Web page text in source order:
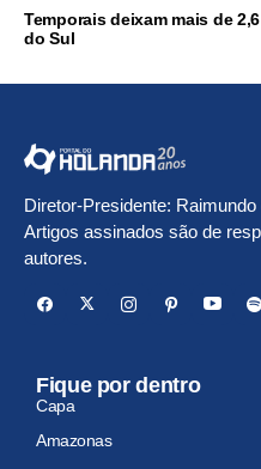
Temporais deixam mais de
do Sul
Diretor-Presidente: Raimundo
Artigos assinados são de
autores.
Fique por dentro
Capa
Amazonas